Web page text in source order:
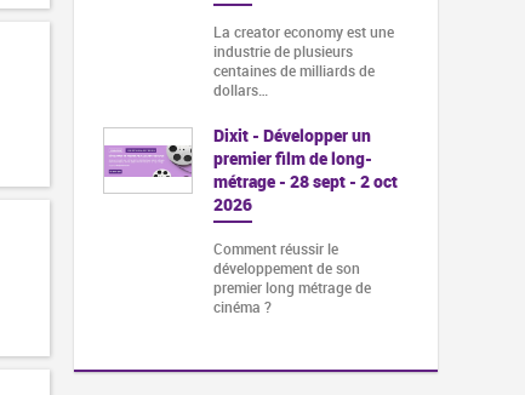
La creator economy est une
industrie de plusieurs
centaines de milliards de
dollars…
Dixit - Développer un
premier film de long-
métrage - 28 sept - 2 oct
2026
Comment réussir le
développement de son
premier long métrage de
cinéma ?